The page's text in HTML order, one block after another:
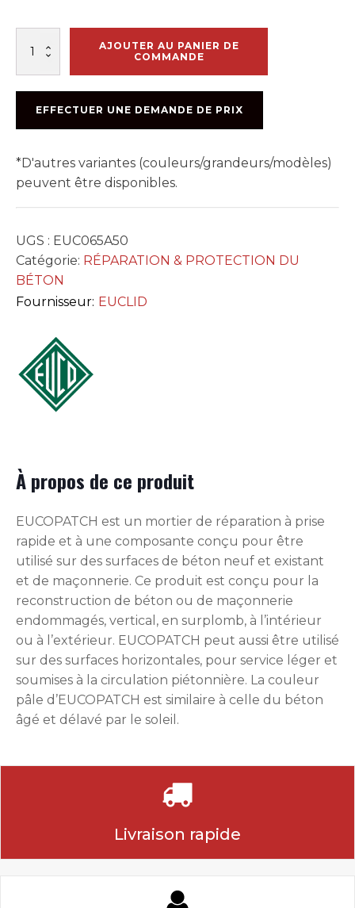
EUCOPATCH
AJOUTER AU PANIER DE
COMMANDE
EFFECTUER UNE DEMANDE DE PRIX
*D'autres variantes (couleurs/grandeurs/modèles)
peuvent être disponibles.
UGS : EUC065A50
Catégorie: RÉPARATION & PROTECTION DU
BÉTON
Fournisseur: EUCLID
À propos de ce produit
EUCOPATCH est un mortier de réparation à prise
rapide et à une composante conçu pour être
utilisé sur des surfaces de béton neuf et existant
et de maçonnerie. Ce produit est conçu pour la
reconstruction de béton ou de maçonnerie
endommagés, vertical, en surplomb, à l’intérieur
ou à l’extérieur. EUCOPATCH peut aussi être utilisé
sur des surfaces horizontales, pour service léger et
soumises à la circulation piétonnière. La couleur
pâle d’EUCOPATCH est similaire à celle du béton
âgé et délavé par le soleil.
Livraison rapide